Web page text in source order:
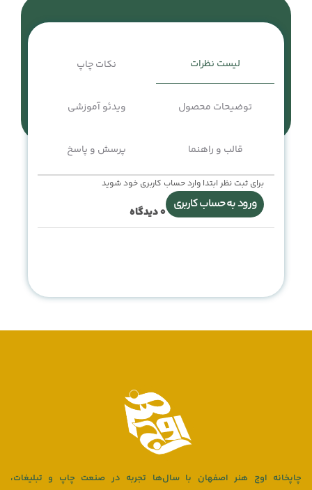
لیست نظرات نکات چاپ
توضیحات محصول ویدئو آموزشی
قالب و راهنما پرسش و پاسخ
برای ثبت نظر ابتدا وارد حساب کاربری خود شوید
ورود به حساب کاربری 0دیدگاه
چاپخانه اوج هنر اصفهان با سال‌ها تجربه در صنعت چاپ و تبلیغات،